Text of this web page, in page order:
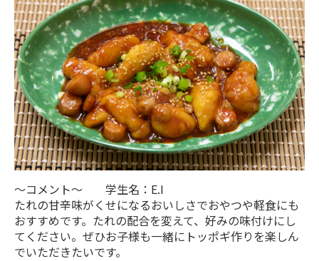
～コメント～ 学生名：E.I
たれの甘辛味がくせになるおいしさでおやつや軽食にも
おすすめです。たれの配合を変えて、好みの味付けにし
てください。ぜひお子様も一緒にトッポギ作りを楽しん
でいただきたいです。